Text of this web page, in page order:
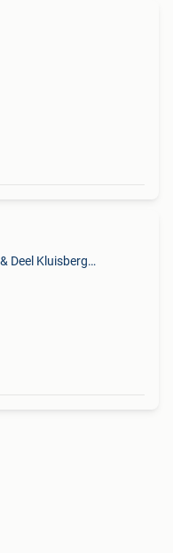
Avelgem& Deel Kluisbergen